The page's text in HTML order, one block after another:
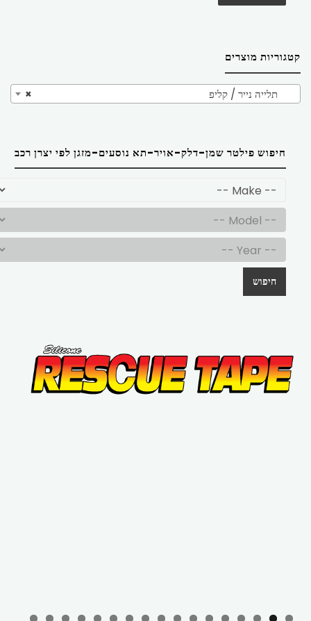
קטגוריות מוצרים
× תלייה נייר / קליפ
חיפוש פילטר שמן-דלק-אויר-תא נוסעים-מזגן לפי יצרן רכב
חיפוש